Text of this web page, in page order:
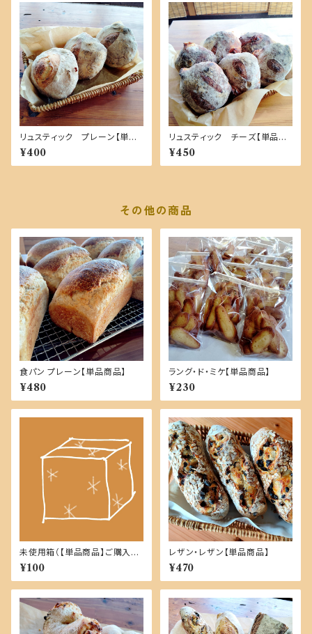
リュスティック プレーン【単品
商品】
¥400
リュスティック チーズ【単品商
品】
¥450
その他の商品
食パン プレーン【単品商品】
¥480
ラング・ド・ミケ【単品商品】
¥230
未使用箱（【単品商品】ご購入
時）
¥100
レザン・レザン【単品商品】
¥470